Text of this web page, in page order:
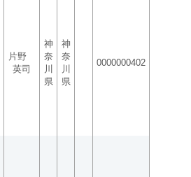
片野
英司
神
奈
川
県
神
奈
川
県
0000000402